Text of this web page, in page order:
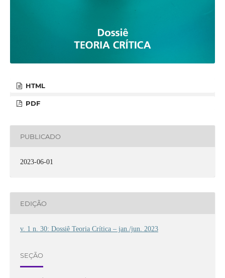
HTML
PDF
PUBLICADO
2023-06-01
EDIÇÃO
v. 1 n. 30: Dossiê Teoria Crítica – jan./jun. 2023
SEÇÃO